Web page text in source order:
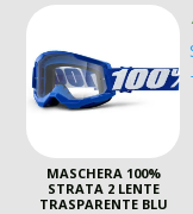
MASCHERA 100%
STRATA 2 LENTE
TRASPARENTE BLU